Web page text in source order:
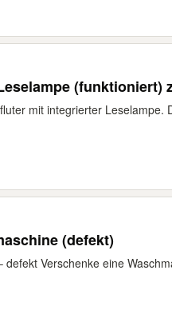
(funktioniert)
mit integrierter Leselampe.
(defekt)
Verschenke eine